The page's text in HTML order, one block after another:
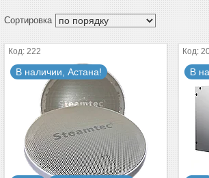
222
В наличии, Астана! В